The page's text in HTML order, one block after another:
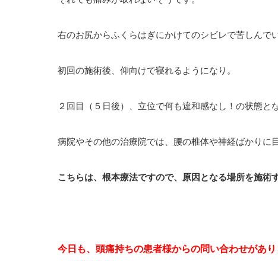
右のお尻からふくらはぎにかけてのシビレで苦しんでい
初回の施術後、仰向けで寝れるようになり。
２回目（５日後）、立位で何も違和感なし！の状態と
病院やその他の治療院では、腰の椎体や神経ばかりに
こちらは、根本療法ですので、原因となる場所を施術
今日も、頭痛持ちの患者様からの問い合わせがあ